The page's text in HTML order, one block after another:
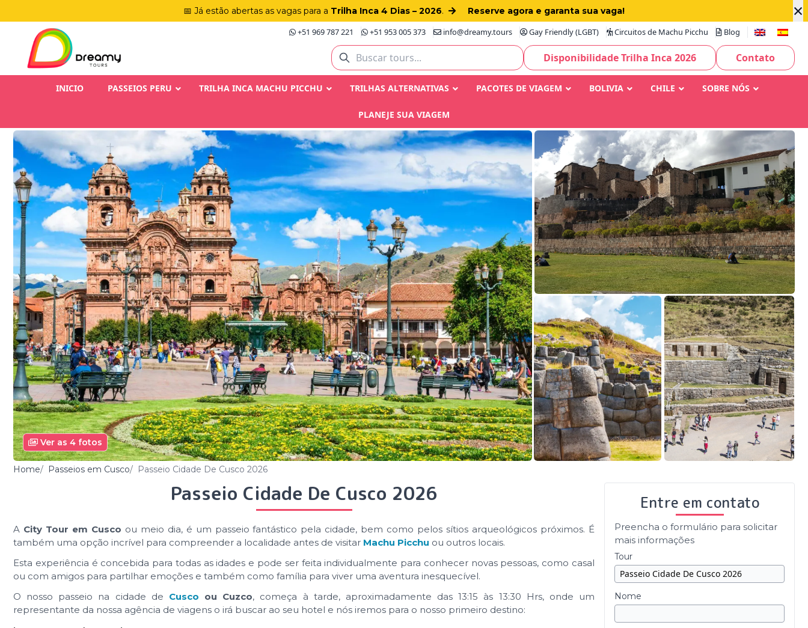
×
📅 Já estão abertas as vagas para a Trilha Inca 4 Dias – 2026.
Reserve agora e garanta sua vaga!
+51 969 787 221
+51 953 005 373 info@dreamy.tours Gay Friendly (LGBT) Circuitos de Machu Picchu Blog
Disponibilidade Trilha Inca 2026 Contato
INICIO PASSEIOS PERU TRILHA INCA MACHU PICCHU TRILHAS ALTERNATIVAS PACOTES DE VIAGEM BOLIVIA CHILE SOBRE NÓS
PLANEJE SUA VIAGEM
Ver as 4 fotos
Home Passeios em Cusco Passeio Cidade De Cusco 2026
Passeio Cidade De Cusco 2026
A City Tour em Cusco ou meio dia, é um passeio fantástico pela cidade, bem como pelos sítios arqueológicos próximos. É
também uma opção incrível para compreender a localidade antes de visitar Machu Picchu ou outros locais.
Esta experiência é concebida para todas as idades e pode ser feita individualmente para conhecer novas pessoas, como casal
ou com amigos para partilhar emoções e também como família para viver uma aventura inesquecível.
O nosso passeio na cidade de Cusco ou Cuzco, começa à tarde, aproximadamente das 13:15 às 13:30 Hrs, onde um
representante da nossa agência de viagens o irá buscar ao seu hotel e nós iremos para o nosso primeiro destino:
Entre em contato
Preencha o formulário para solicitar
mais informações
Tour
Nome